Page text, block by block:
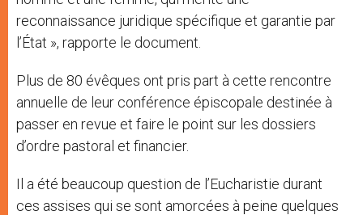
reconnaissance juridique spécifique et garantie par
l’État », rapporte le document.
Plus de 80 évêques ont pris part à cette rencontre
annuelle de leur conférence épiscopale destinée à
passer en revue et faire le point sur les dossiers
d’ordre pastoral et financier.
Il a été beaucoup question de l’Eucharistie durant
ces assises qui se sont amorcées à peine quelques